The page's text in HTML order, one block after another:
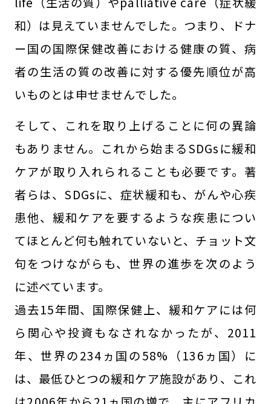
和）は見えていませんでした。つまり、ドナ
ー国の国際保健改善における健康の質、病
者の生活の質の改善に対する優先順位が高
いものとは申せませんでした。
そして、これを取り上げることに何の異論
もありません。これから始まるSDGsに緩和
ケアが取り入れられることも必要です。著
者らは、SDGsに、症状緩和も、がんや心疾
患他、緩和ケアを要するような疾患につい
てほとんど何も触れていないと、チョット文
句をつけながらも、世界の進歩を次のよう
に述べています。
過去15年間、国際保健上、緩和ケアには何
ら関心や投資もなされなかったが、2011
年、世界の234ヵ国の58%（136ヵ国）に
は、最低ひとつの緩和ケア施設があり、これ